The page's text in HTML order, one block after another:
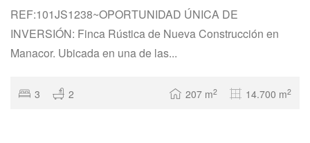
REF:101JS1238~OPORTUNIDAD ÚNICA DE
INVERSIÓN: Finca Rústica de Nueva Construcción en
Manacor. Ubicada en una de las...
3 2 207 m2 14.700 m2